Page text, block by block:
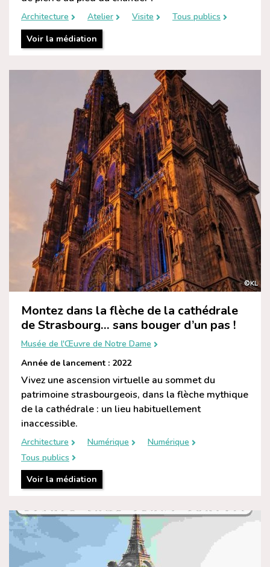
Architecture Atelier Visite
Tous publics
Voir la médiation
©KL
Montez dans la flèche de la cathédrale
de Strasbourg… sans bouger d’un pas !
Musée de l'Œuvre de Notre Dame
Année de lancement : 2022
Vivez une ascension virtuelle au sommet du
patrimoine strasbourgeois, dans la flèche mythique
de la cathédrale : un lieu habituellement
inaccessible.
Architecture Numérique
Numérique
Tous publics
Voir la médiation